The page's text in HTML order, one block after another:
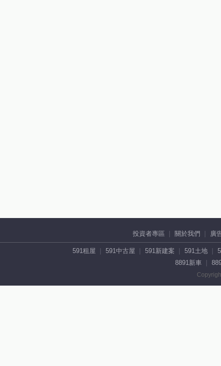
投資者專區 關於我們 廣
591租屋 591中古屋 591新建案 591土地
8891新車